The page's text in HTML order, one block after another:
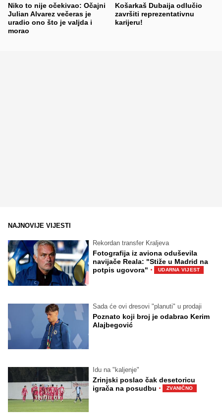
Niko to nije očekivao: Očajni
Julian Alvarez večeras je
uradio ono što je valjda i
morao
Košarkaš Dubaija odlučio
završiti reprezentativnu
karijeru!
NAJNOVIJE VIJESTI
Rekordan transfer Kraljeva
Fotografija iz aviona oduševila
navijače Reala: "Stiže u Madrid na
potpis ugovora" · UDARNA VIJEST
Sada će ovi dresovi "planuti" u prodaji
Poznato koji broj je odabrao Kerim
Alajbegović
Idu na "kaljenje"
Zrinjski poslao čak desetoricu
igrača na posudbu · ZVANIČNO